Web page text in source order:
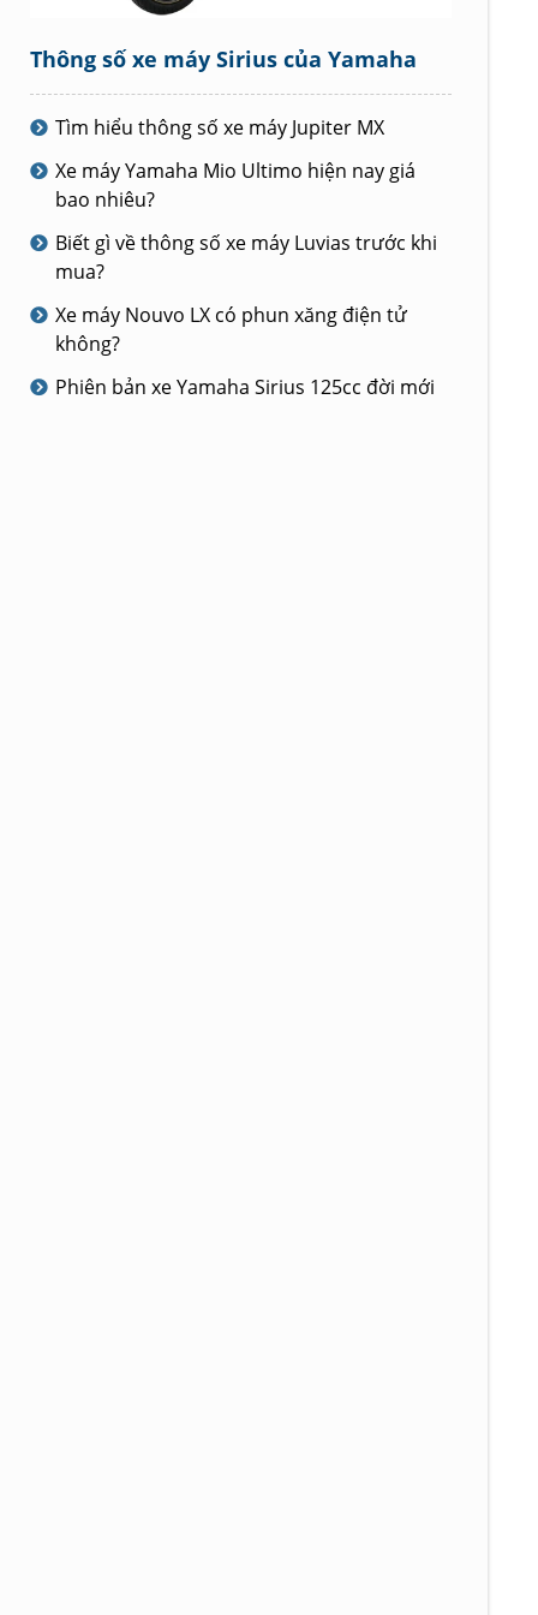
Thông số xe máy Sirius của Yamaha
Tìm hiểu thông số xe máy Jupiter MX
Xe máy Yamaha Mio Ultimo hiện nay giá
bao nhiêu?
Biết gì về thông số xe máy Luvias trước khi
mua?
Xe máy Nouvo LX có phun xăng điện tử
không?
Phiên bản xe Yamaha Sirius 125cc đời mới